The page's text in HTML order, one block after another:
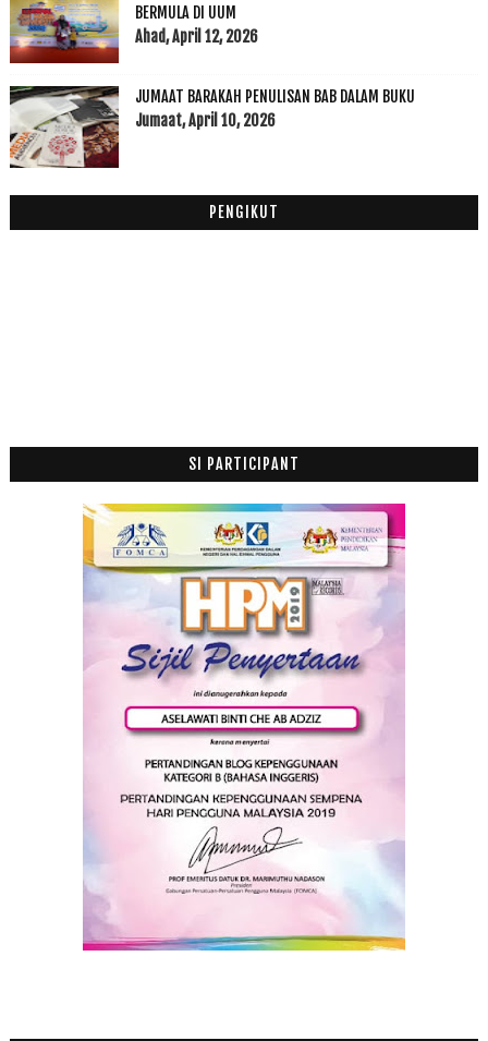
Wanita Peugeot versus "Aku Puasa" Ramadhan Kerahma...
Baca Parit German Teringat Memori ke Parit Raja
Kuih Sekaya Kelate : Sekali Buat Terus Jadi
►Jun(3)
BERMULA DI UUM
Ahad, April 12, 2026
JUMAAT BARAKAH PENULISAN BAB DALAM BUKU
Jumaat, April 10, 2026
PENGIKUT
SI PARTICIPANT